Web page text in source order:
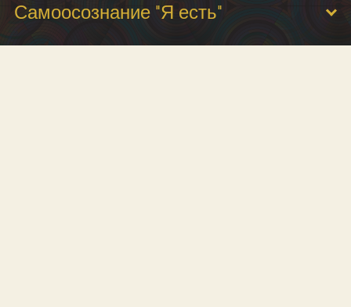
Самоосознание "Я есть"